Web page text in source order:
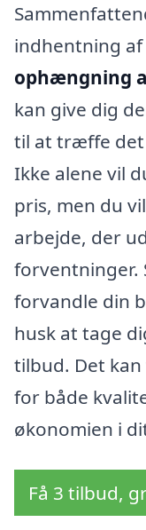
indhentning
ophængning
kan give dig
til at træffe det
Ikke alene vil
pris, men du
arbejde, der
forventninger.
forvandle din
husk at tage
tilbud. Det
for både
økonomien i
Få 3 tilbud,